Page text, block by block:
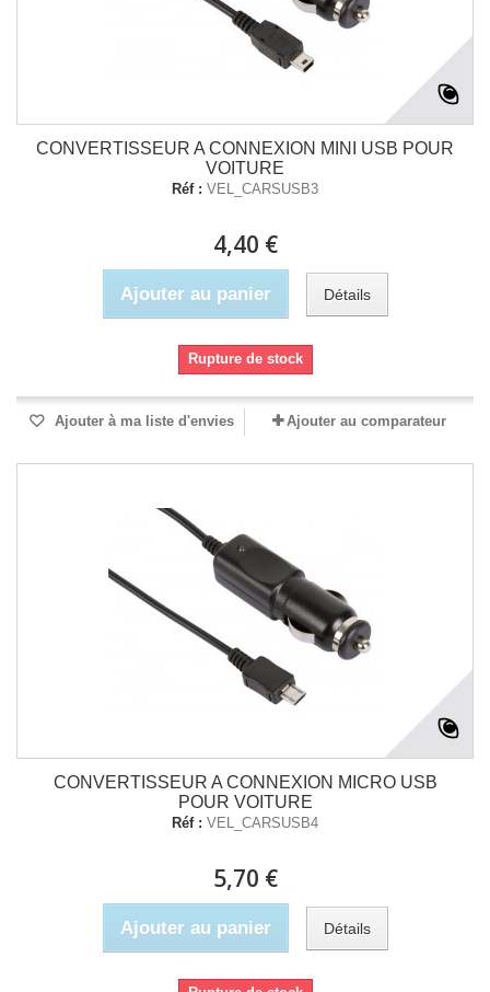
CONVERTISSEUR A CONNEXION MINI USB POUR
VOITURE
Réf : VEL_CARSUSB3
4,40 €
Ajouter au panier Détails
Rupture de stock
Ajouter à ma liste d'envies Ajouter au comparateur
CONVERTISSEUR A CONNEXION MICRO USB
POUR VOITURE
Réf : VEL_CARSUSB4
5,70 €
Ajouter au panier Détails